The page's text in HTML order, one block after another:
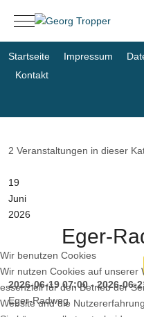
Mobile Menu Toggle
Startseite Impressum
Kontakt
2 Veranstaltungen in dieser
19
Juni
2026
Eger-
2026-06-19 07:00-2026-06-
Eger-Radweg
Wir benutzen Cookies
Wir nutzen Cookies auf unserer
essenziell für den Betrieb der
Website und die